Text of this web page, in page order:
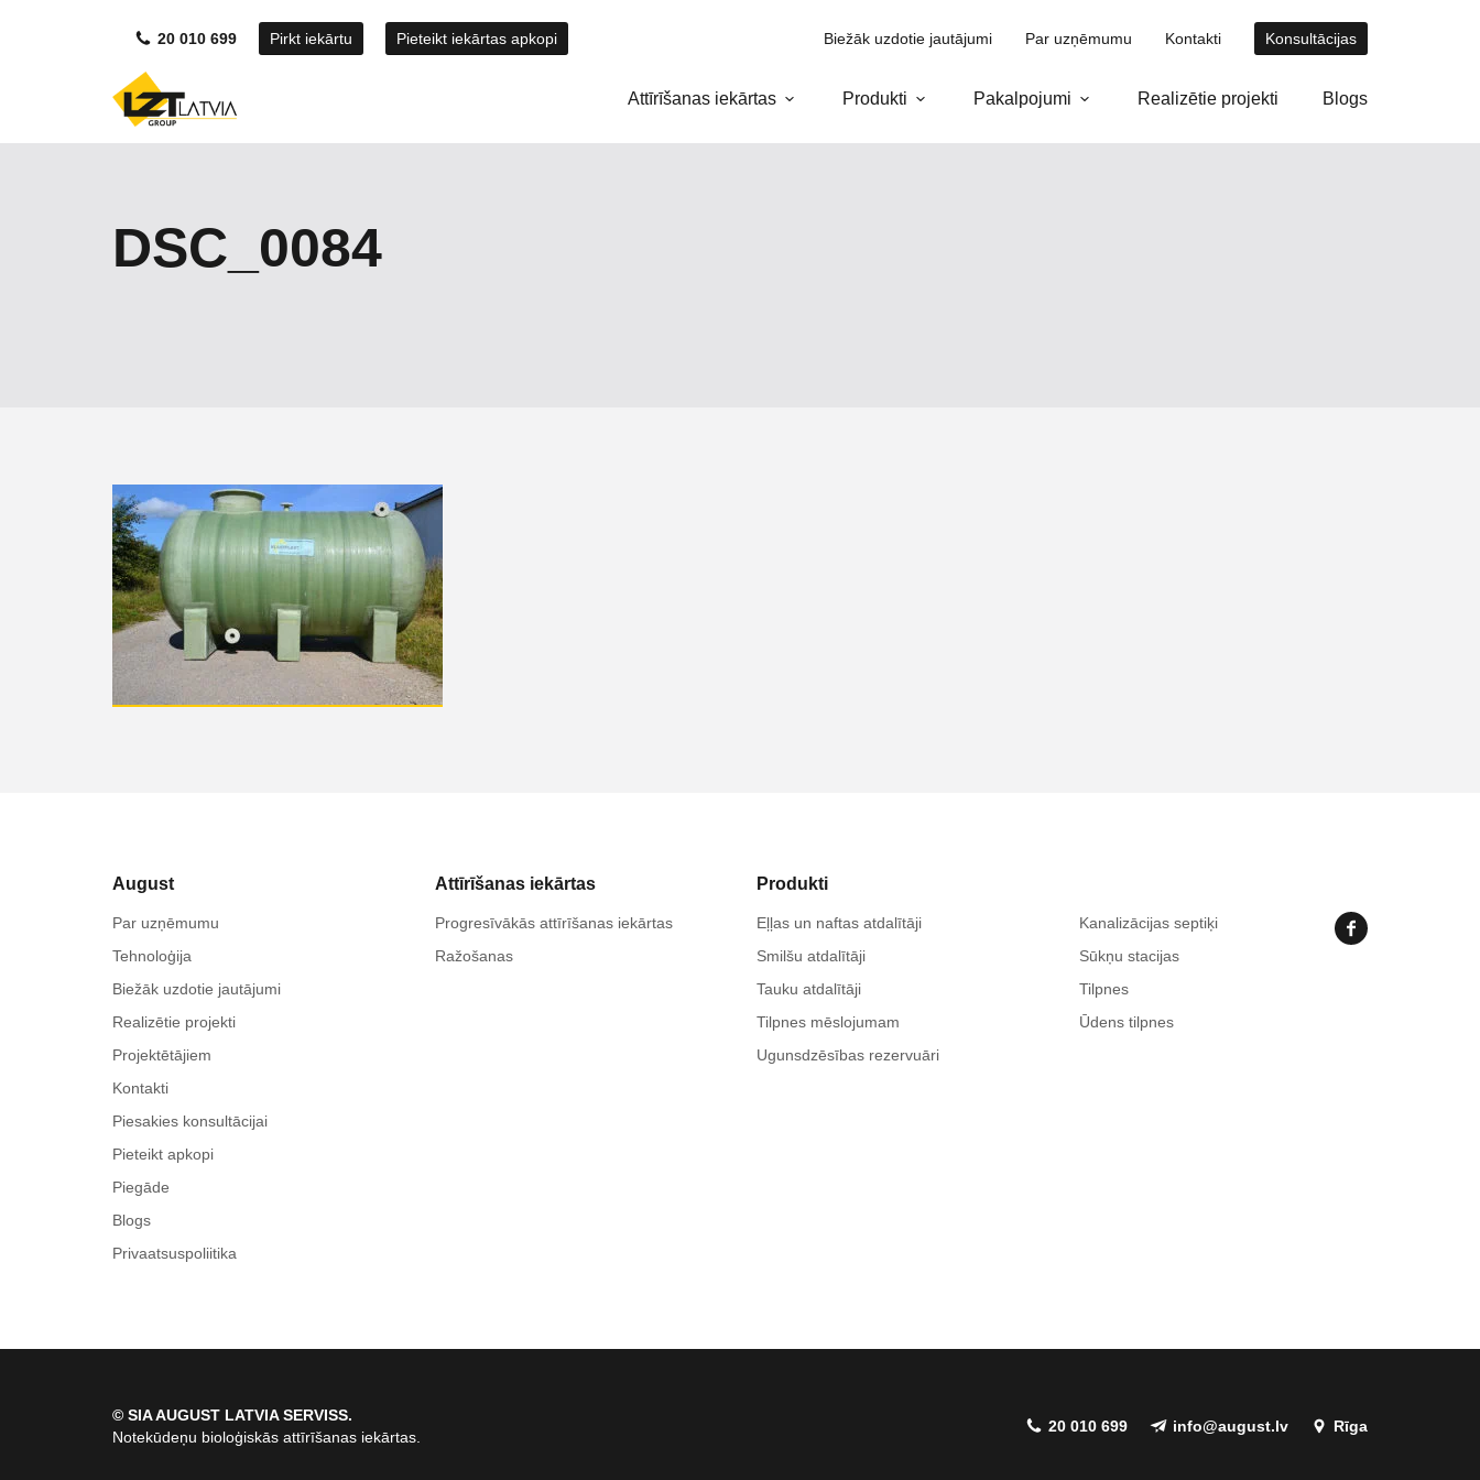
20 010 699 Pirkt iekārtu Pieteikt iekārtas apkopi Biežāk uzdotie jautājumi Par uzņēmumu Kontakti Konsultācijas
Attīrīšanas iekārtas Produkti Pakalpojumi Realizētie projekti Blogs
DSC_0084
August
Par uzņēmumu
Tehnoloģija
Biežāk uzdotie jautājumi
Realizētie projekti
Projektētājiem
Kontakti
Piesakies konsultācijai
Pieteikt apkopi
Piegāde
Blogs
Privaatsuspoliitika
Attīrīšanas iekārtas
Progresīvākās attīrīšanas iekārtas
Ražošanas
Produkti
Eļļas un naftas atdalītāji
Kanalizācijas septiķi
Smilšu atdalītāji
Sūkņu stacijas
Tauku atdalītāji
Tilpnes
Tilpnes mēslojumam
Ūdens tilpnes
Ugunsdzēsības rezervuāri
© SIA AUGUST LATVIA SERVISS.
Notekūdeņu bioloģiskās attīrīšanas iekārtas.
20 010 699 info@august.lv Rīga